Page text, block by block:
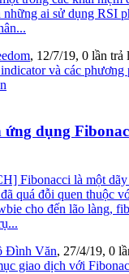
những ai sử dụng RSI
, 12/7/19, 0 lần trả
và các phương
dụng
Fibonacci là một dãy
quá đỗi quen thuộc
cho đến lão làng,
Đình Văn, 27/4/19, 0
giao dịch với